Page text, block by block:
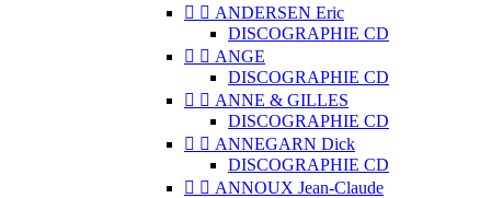
  ANDERSEN Eric
DISCOGRAPHIE CD
  ANGE
DISCOGRAPHIE CD
  ANNE & GILLES
DISCOGRAPHIE CD
  ANNEGARN Dick
DISCOGRAPHIE CD
  ANNOUX Jean-Claude